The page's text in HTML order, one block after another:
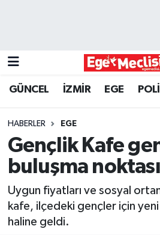
GÜNCEL İZMİR EGE
HABERLER EGE
Gençlik Kafe
buluşma
Uygun fiyatları ve sosyal
kafe, ilçedeki gençler için
haline geldi.
GÜNCEL
İZMİR
ÖZEL HABER
POLİTİKA
Programlar